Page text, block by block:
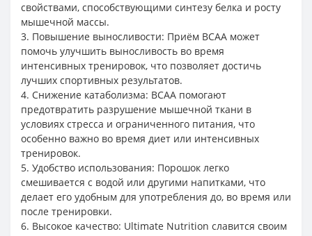
свойствами, способствующими синтезу белка и росту
мышечной массы.
3. Повышение выносливости: Приём BCAA может
помочь улучшить выносливость во время
интенсивных тренировок, что позволяет достичь
лучших спортивных результатов.
4. Снижение катаболизма: BCAA помогают
предотвратить разрушение мышечной ткани в
условиях стресса и ограниченного питания, что
особенно важно во время диет или интенсивных
тренировок.
5. Удобство использования: Порошок легко
смешивается с водой или другими напитками, что
делает его удобным для употребления до, во время или
после тренировки.
6. Высокое качество: Ultimate Nutrition славится своим